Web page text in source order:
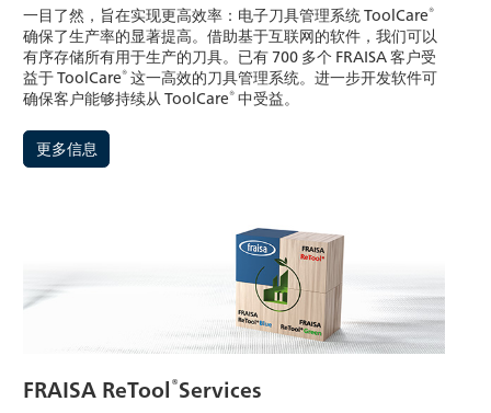
一目了然，旨在实现更高效率：电子刀具管理系统 ToolCare®
确保了生产率的显著提高。借助基于互联网的软件，我们可以
有序存储所有用于生产的刀具。已有 700 多个 FRAISA 客户受
益于 ToolCare® 这一高效的刀具管理系统。进一步开发软件可
确保客户能够持续从 ToolCare® 中受益。
更多信息
FRAISA ReTool®Services